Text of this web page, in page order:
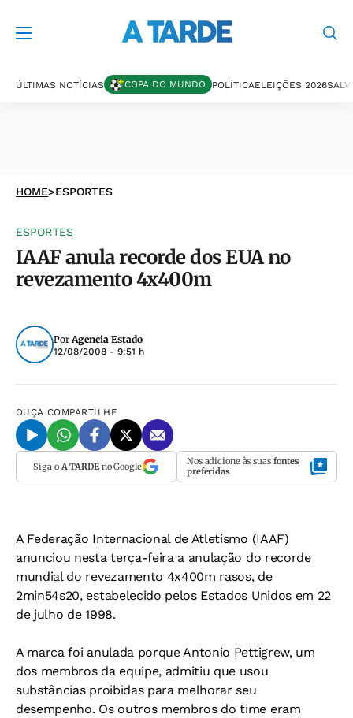
ÚLTIMAS NOTÍCIAS COPA DO MUNDO POLÍTICAELEIÇÕES 2026
HOME>ESPORTES
ESPORTES
IAAF anula recorde dos EUA no
revezamento 4x400m
PorAgencia Estado
12/08/2008 - 9:51 h
OUÇA COMPARTILHE
Siga o A TARDEno Google Nos adicione às suas fontes
preferidas
A Federação Internacional de Atletismo (IAAF)
anunciou nesta terça-feira a anulação do recorde
mundial do revezamento 4x400m rasos, de
2min54s20, estabelecido pelos Estados Unidos em 22
de julho de 1998.
A marca foi anulada porque Antonio Pettigrew, um
dos membros da equipe, admitiu que usou
substâncias proibidas para melhorar seu
desempenho. Os outros membros do time eram